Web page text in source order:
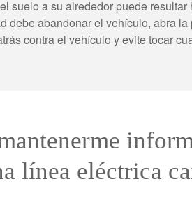
suelo a su alrededor puede resultar
debe abandonar el vehículo, abra
contra el vehículo y evite tocar
línea eléctrica